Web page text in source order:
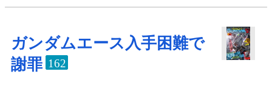
ガンダムエース入手困難で
謝罪 162